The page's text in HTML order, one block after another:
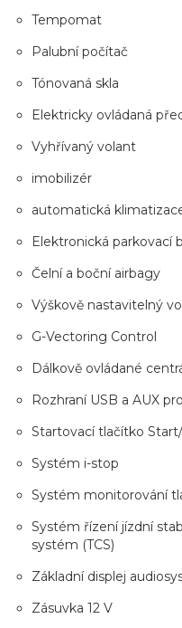
Tempomat
Palubní počítač
Tónovaná skla
Elektricky ovládaná
Vyhřívaný volant
imobilizér
automatická
Elektronická parkovací
Čelní a boční airbagy
Výškově nastavitelný
G-Vectoring Control
Dálkově ovládané
Rozhraní USB a AUX
Startovací tlačítko
Systém i-stop
Systém monitorování
Systém řízení jízdní
systém (TCS)
Základní displej
Zásuvka 12 V